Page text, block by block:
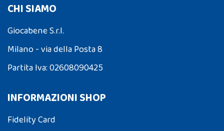
CHI SIAMO
Giocabene S.r.l.
Milano - via della Posta 8
Partita Iva: 02608090425
INFORMAZIONI SHOP
Fidelity Card